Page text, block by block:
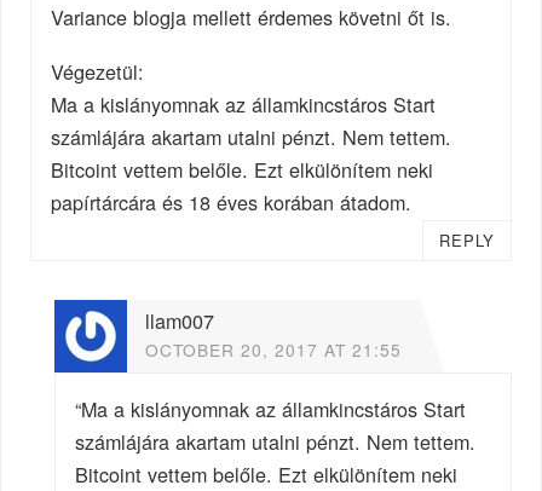
Variance blogja mellett érdemes követni őt is.
Végezetül:
Ma a kislányomnak az államkincstáros Start
számlájára akartam utalni pénzt. Nem tettem.
Bitcoint vettem belőle. Ezt elkülönítem neki
papírtárcára és 18 éves korában átadom.
REPLY
llam007
OCTOBER 20, 2017 AT 21:55
“Ma a kislányomnak az államkincstáros Start
számlájára akartam utalni pénzt. Nem tettem.
Bitcoint vettem belőle. Ezt elkülönítem neki